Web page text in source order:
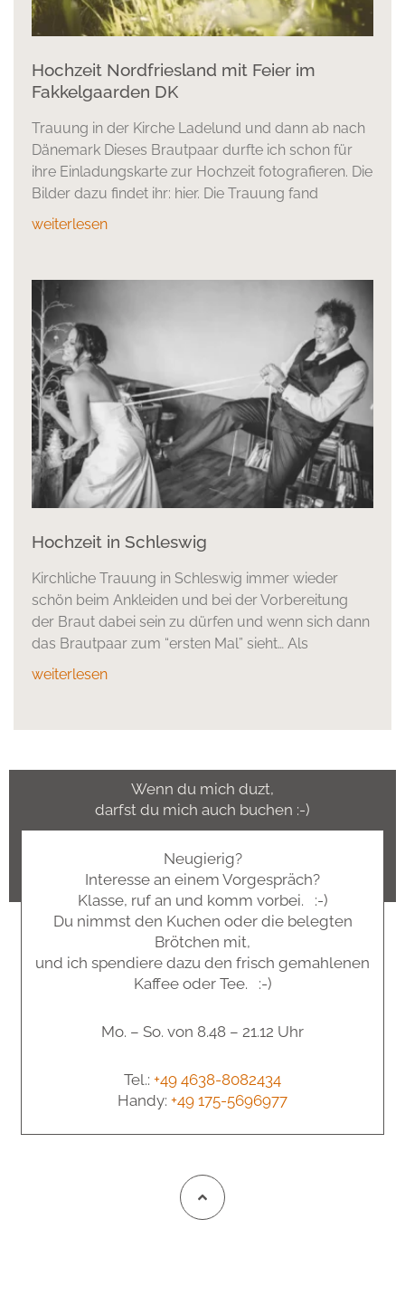
Hochzeit Nordfriesland mit Feier im
Fakkelgaarden DK
Trauung in der Kirche Ladelund und dann ab nach
Dänemark Dieses Brautpaar durfte ich schon für
ihre Einladungskarte zur Hochzeit fotografieren. Die
Bilder dazu findet ihr: hier. Die Trauung fand
weiterlesen
Hochzeit in Schleswig
Kirchliche Trauung in Schleswig immer wieder
schön beim Ankleiden und bei der Vorbereitung
der Braut dabei sein zu dürfen und wenn sich dann
das Brautpaar zum “ersten Mal” sieht… Als
weiterlesen
Wenn du mich duzt,
darfst du mich auch buchen :-)
Neugierig?
Interesse an einem Vorgespräch?
Klasse, ruf an und komm vorbei. :-)
Du nimmst den Kuchen oder die belegten
Brötchen mit,
und ich spendiere dazu den frisch gemahlenen
Kaffee oder Tee. :-)
Mo. – So. von 8.48 – 21.12 Uhr
Tel.: +49 4638-8082434
Handy: +49 175-5696977